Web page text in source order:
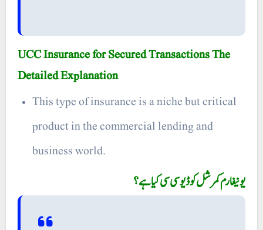
UCC Insurance for Secured Transactions The
Detailed Explanation
This type of insurance is a niche but critical
product in the commercial lending and
business world.
یونیفارم کمرشل کوڈیو سی سی کیا ہے؟